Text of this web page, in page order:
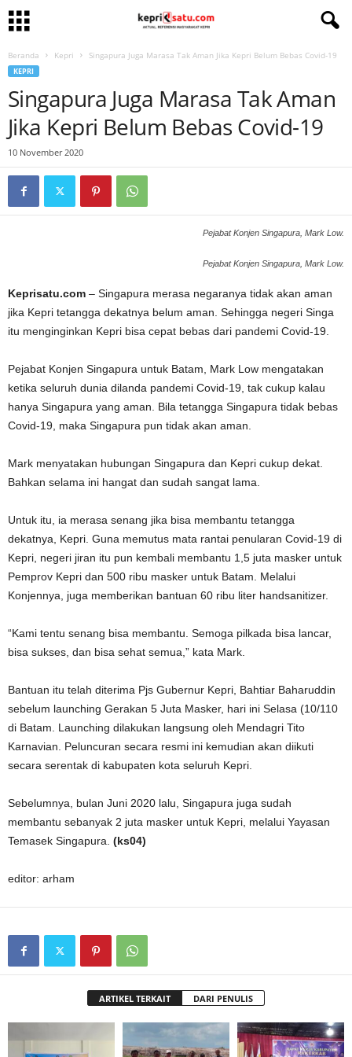
Beranda Kepri Singapura Juga Marasa Tak Aman Jika Kepri Belum Bebas Covid-19
KEPRI
Singapura Juga Marasa Tak Aman
Jika Kepri Belum Bebas Covid-19
10 November 2020
Pejabat Konjen Singapura, Mark Low.
Pejabat Konjen Singapura, Mark Low.
Keprisatu.com – Singapura merasa negaranya tidak akan aman
jika Kepri tetangga dekatnya belum aman. Sehingga negeri Singa
itu menginginkan Kepri bisa cepat bebas dari pandemi Covid-19.
Pejabat Konjen Singapura untuk Batam, Mark Low mengatakan
ketika seluruh dunia dilanda pandemi Covid-19, tak cukup kalau
hanya Singapura yang aman. Bila tetangga Singapura tidak bebas
Covid-19, maka Singapura pun tidak akan aman.
Mark menyatakan hubungan Singapura dan Kepri cukup dekat.
Bahkan selama ini hangat dan sudah sangat lama.
Untuk itu, ia merasa senang jika bisa membantu tetangga
dekatnya, Kepri. Guna memutus mata rantai penularan Covid-19 di
Kepri, negeri jiran itu pun kembali membantu 1,5 juta masker untuk
Pemprov Kepri dan 500 ribu masker untuk Batam. Melalui
Konjennya, juga memberikan bantuan 60 ribu liter handsanitizer.
“Kami tentu senang bisa membantu. Semoga pilkada bisa lancar,
bisa sukses, dan bisa sehat semua,” kata Mark.
Bantuan itu telah diterima Pjs Gubernur Kepri, Bahtiar Baharuddin
sebelum launching Gerakan 5 Juta Masker, hari ini Selasa (10/110
di Batam. Launching dilakukan langsung oleh Mendagri Tito
Karnavian. Peluncuran secara resmi ini kemudian akan diikuti
secara serentak di kabupaten kota seluruh Kepri.
Sebelumnya, bulan Juni 2020 lalu, Singapura juga sudah
membantu sebanyak 2 juta masker untuk Kepri, melalui Yayasan
Temasek Singapura. (ks04)
editor: arham
ARTIKEL TERKAIT DARI PENULIS